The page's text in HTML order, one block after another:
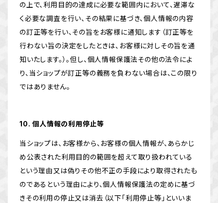
の上で、利用目的の達成に必要な範囲内において、遅滞な
く必要な調査を行い、その結果に基づき、個人情報の内容
の訂正等を行い、その旨をお客様に通知します（訂正等を
行わない旨の決定をしたときは、お客様に対しその旨を通
知いたします。）。但し、個人情報保護法その他の法令によ
り、当ショップが訂正等の義務を負わない場合は、この限り
ではありません。
10. 個人情報の利用停止等
当ショップは、お客様から、お客様の個人情報が、あらかじ
め公表された利用目的の範囲を超えて取り扱われている
という理由又は偽りその他不正の手段により取得されたも
のであるという理由により、個人情報保護法の定めに基づ
きその利用の停止又は消去（以下「利用停止等」といいま